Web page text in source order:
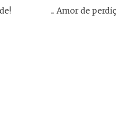
... Amor de